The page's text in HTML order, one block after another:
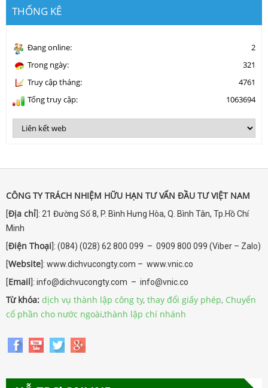
THỐNG KÊ
Đang online:
2
Trong ngày:
321
Truy cập tháng:
4761
Tổng truy cập:
1063694
CÔNG TY TRÁCH NHIỆM HỮU HẠN TƯ VẤN ĐẦU TƯ VIỆT NAM
[Địa chỉ ]: 21 Đường Số 8, P. Bình Hưng Hòa, Q. Bình Tân, Tp.Hồ Chí
Minh
[Điện Thoại ]: (084) (028) 62 800 099 – 0909 800 099 (Viber – Zalo)
[Website ]: www.dichvucongty.com – www.vnic.co
[Email ]: info@dichvucongty.com – info@vnic.co
Từ khóa: dịch vụ thành lập công ty, thay đổi giấy phép, Chuyển
cổ phần cho nước ngoài,thành lập chí nhánh